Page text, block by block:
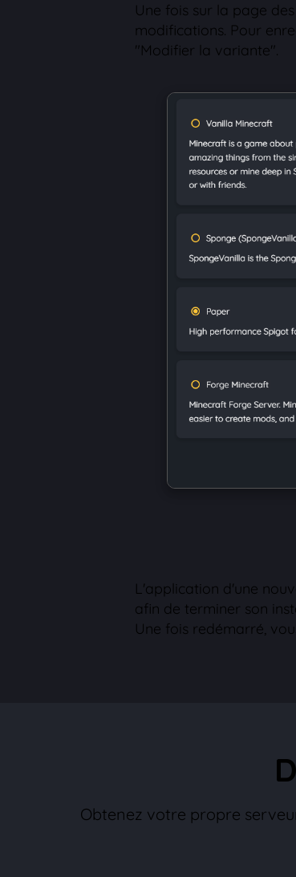
Une fois sur la page
modifications. Pour
"Modifier la variante".
L'application d'une
afin de terminer son
Une fois redémarré,
Obtenez votre propre